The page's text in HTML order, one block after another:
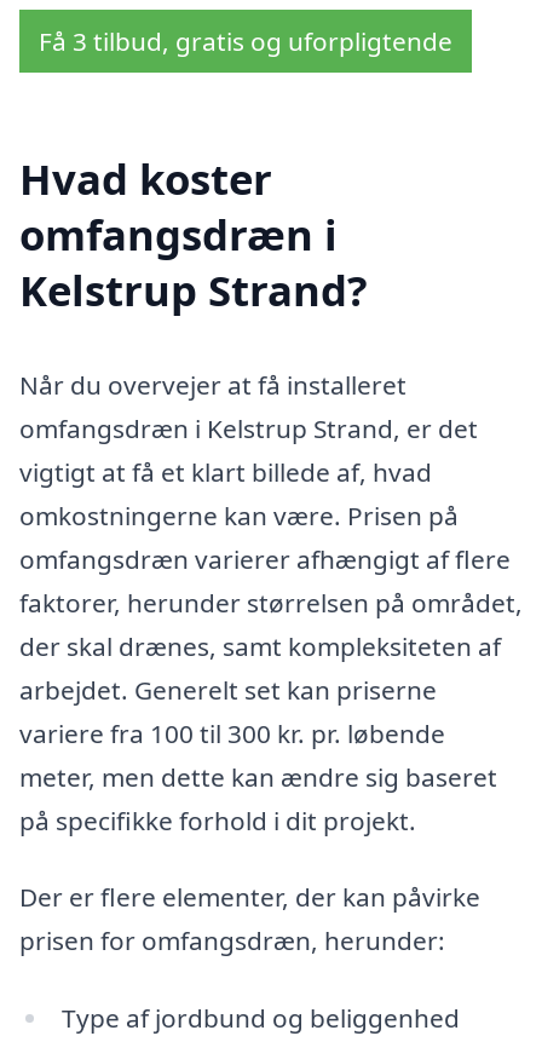
Få 3 tilbud, gratis og uforpligtende
Hvad koster
omfangsdræn i
Kelstrup Strand?
Når du overvejer at få installeret
omfangsdræn i Kelstrup Strand, er det
vigtigt at få et klart billede af, hvad
omkostningerne kan være. Prisen på
omfangsdræn varierer afhængigt af flere
faktorer, herunder størrelsen på området,
der skal drænes, samt kompleksiteten af
arbejdet. Generelt set kan priserne
variere fra 100 til 300 kr. pr. løbende
meter, men dette kan ændre sig baseret
på specifikke forhold i dit projekt.
Der er flere elementer, der kan påvirke
prisen for omfangsdræn, herunder:
Type af jordbund og beliggenhed